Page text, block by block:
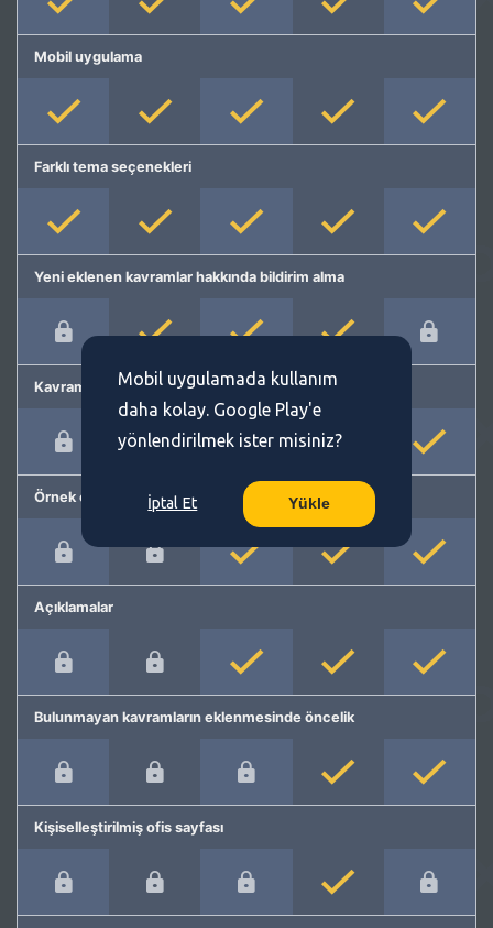
Mobil uygulama
Farklı tema seçenekleri
Yeni eklenen kavramlar hakkında bildirim alma
Kavram önerme
Örnek cümleler
Açıklamalar
Bulunmayan kavramların eklenmesinde öncelik
Kişiselleştirilmiş ofis sayfası
Mobil uygulamada kullanım
daha kolay. Google Play'e
yönlendirilmek ister misiniz?
İptal Et Yükle